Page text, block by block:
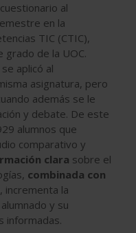
al
en la
TIC (CTIC),
de la UOC.
aplicó al
asignatura, pero
además se le
y debate. De este
alumnos que
comparativo y
clara sobre el
combinada con
, incrementa la
y su
informadas.